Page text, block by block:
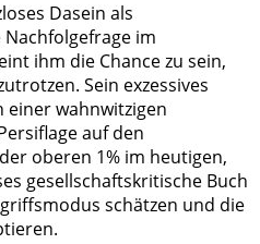
Dasein als
im
ihm die Chance zu sein,
Sein exzessives
einer wahnwitzigen
auf den
oberen 1% im heutigen,
gesellschaftskritische Buch
schätzen und die